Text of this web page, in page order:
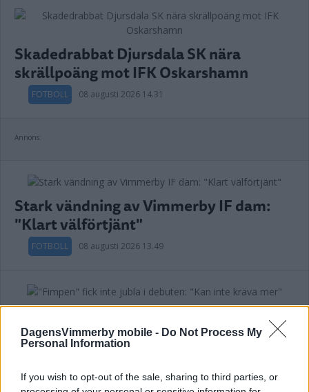
DagensVimmerby mobile - Do Not Process My
Personal Information
If you wish to opt-out of the sale, sharing to third parties, or
Skadedrabbat Djursdala SK nära
skrällpoäng mot IFK Oskarshamn
FOTBOLL 08 augusti 2026 14.31
Annons:
Stark vändning av Vimmerby IF dam:
"Klart välförtjänt"
FOTBOLL 08 augusti 2026 13.49
"Fimpen" fick inte jubla i debuten: "Kan
inte kräva mer"